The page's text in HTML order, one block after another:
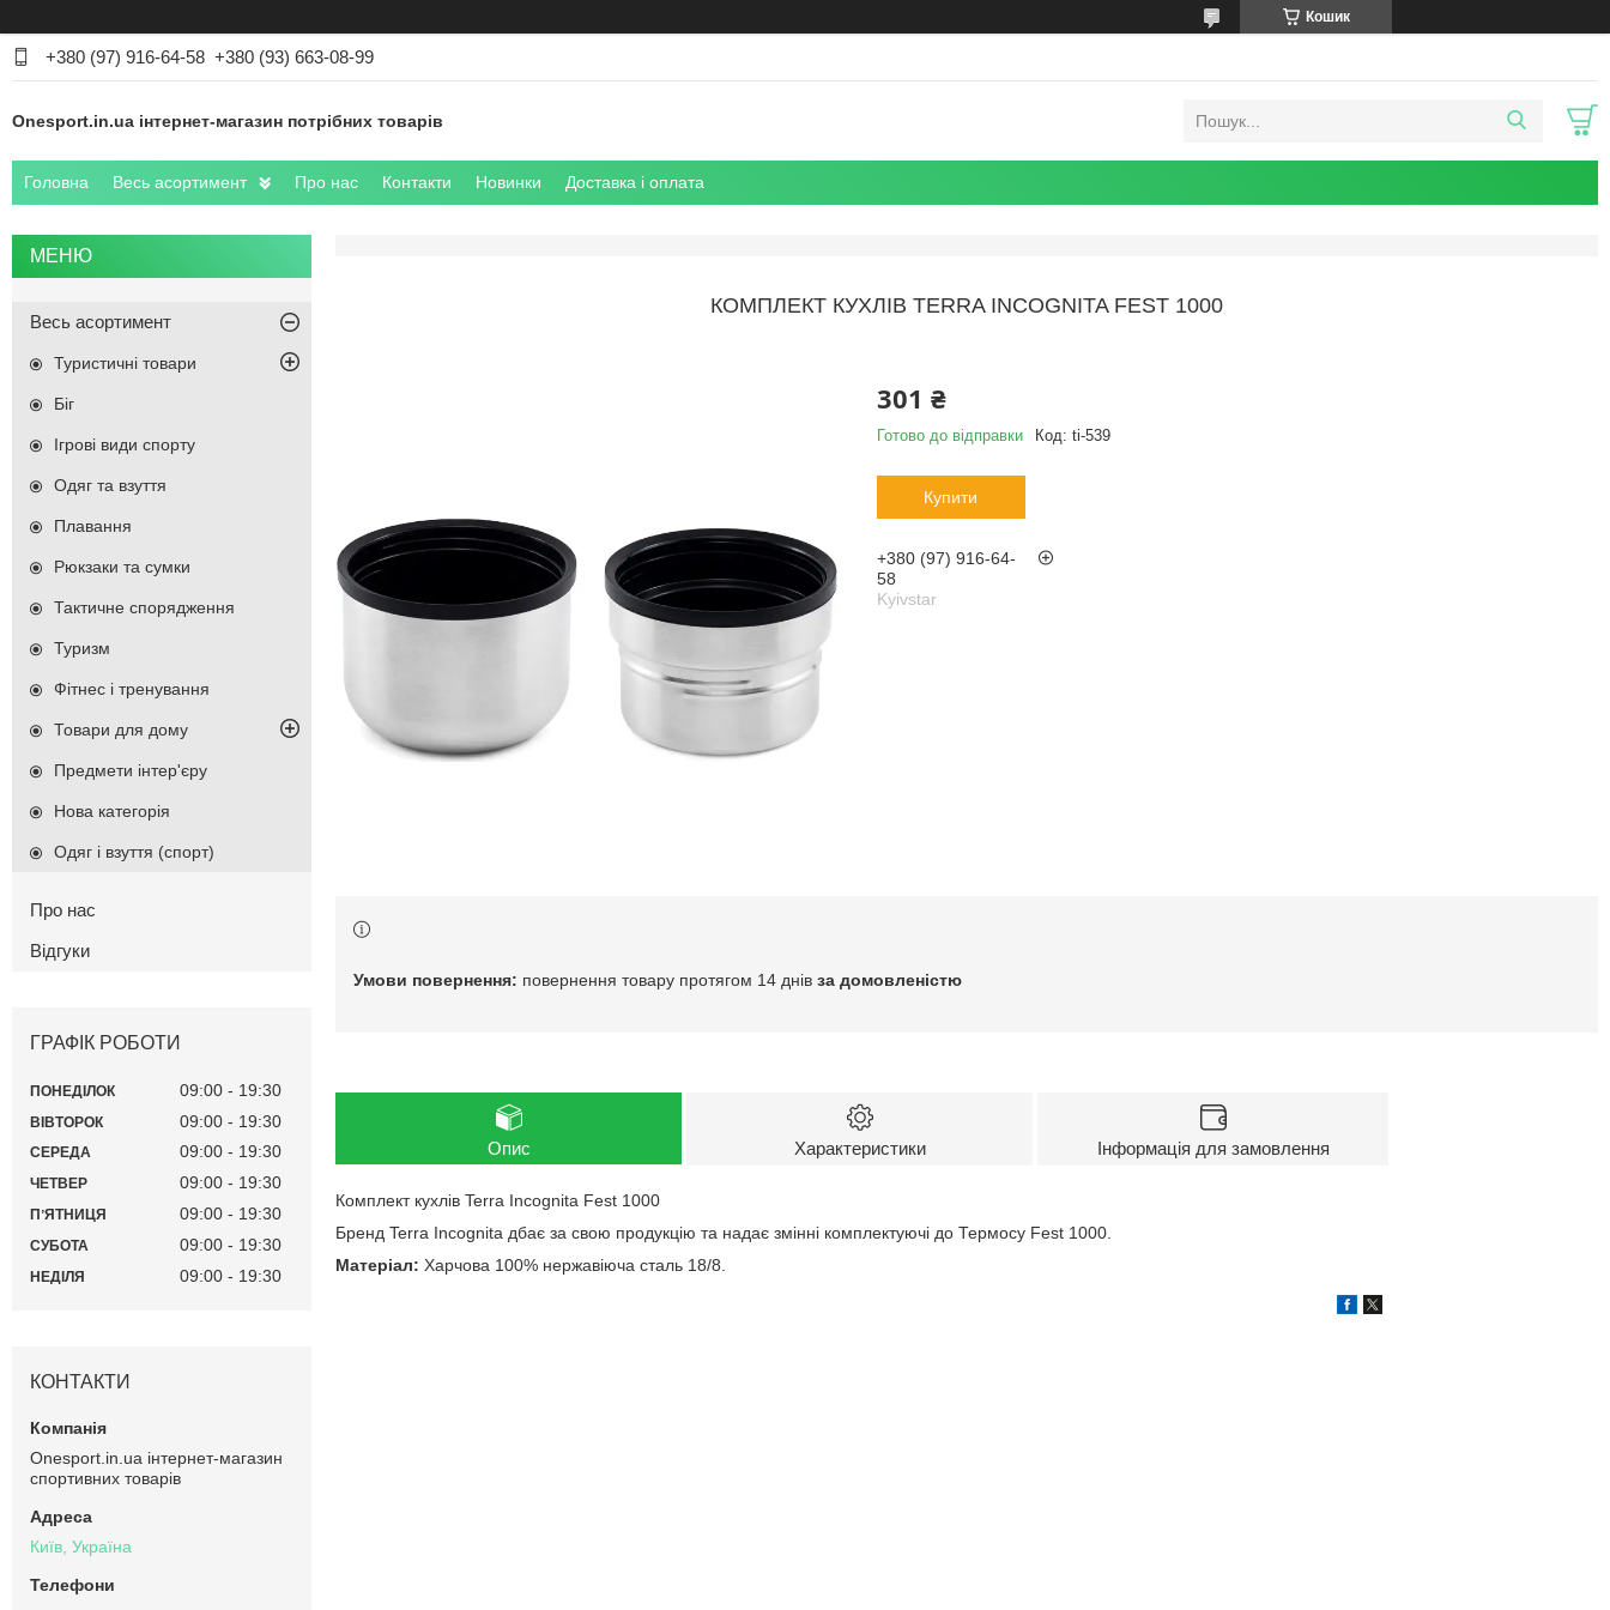
Кошик
+380 (97) 916-64-58 +380 (93) 663-08-99
Onesport.in.ua інтернет-магазин потрібних товарів
Головна Весь асортимент Про нас Контакти Новинки Доставка і оплата
КОМПЛЕКТ КУХЛІВ TERRA INCOGNITA FEST 1000
301 ₴
Готово до відправки Код: ti-539
Купити
+380 (97) 916-64-
58
Kyivstar
повернення товару протягом 14 днів за домовленістю
Опис Характеристики Інформація для замовлення
Комплект кухлів Terra Incognita Fest 1000
Бренд Terra Incognita дбає за свою продукцію та надає змінні комплектуючі до Термосу Fest 1000.
Матеріал: Харчова 100% нержавіюча сталь 18/8.
Весь асортимент
Туристичні товари
Біг
Ігрові види спорту
Одяг та взуття
Плавання
Рюкзаки та сумки
Тактичне спорядження
Туризм
Фітнес і тренування
Товари для дому
Предмети інтер'єру
Нова категорія
Одяг і взуття (спорт)
Про нас
Відгуки
ГРАФІК РОБОТИ
ПОНЕДІЛОК 09:00 19:30
ВІВТОРОК 09:00 19:30
СЕРЕДА 09:00 19:30
ЧЕТВЕР 09:00 19:30
ПʼЯТНИЦЯ 09:00 19:30
СУБОТА 09:00 19:30
НЕДІЛЯ 09:00 19:30
КОНТАКТИ
Onesport.in.ua інтернет-магазин
спортивних товарів
Київ, Україна